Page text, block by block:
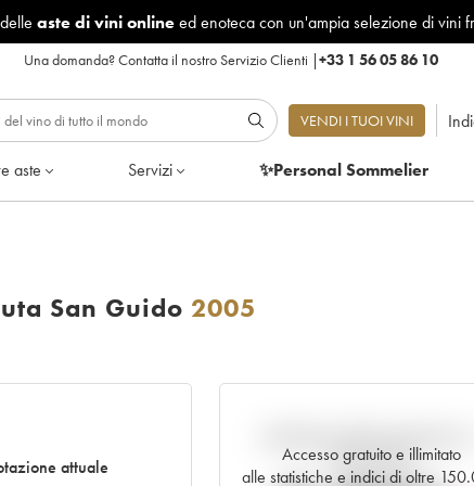
aste di vini onlineed enoteca con un'ampia selezione di vini
Una domanda?Contatta il nostro Servizio Clienti |+33 1 56 05 86 10
VENDI I TUOI VINI
aste Servizi ✨Personal Sommelier
San Guido 2005
attuale
Accesso gratuito e illimitato
alle statistiche e indici di oltre
tempo reale